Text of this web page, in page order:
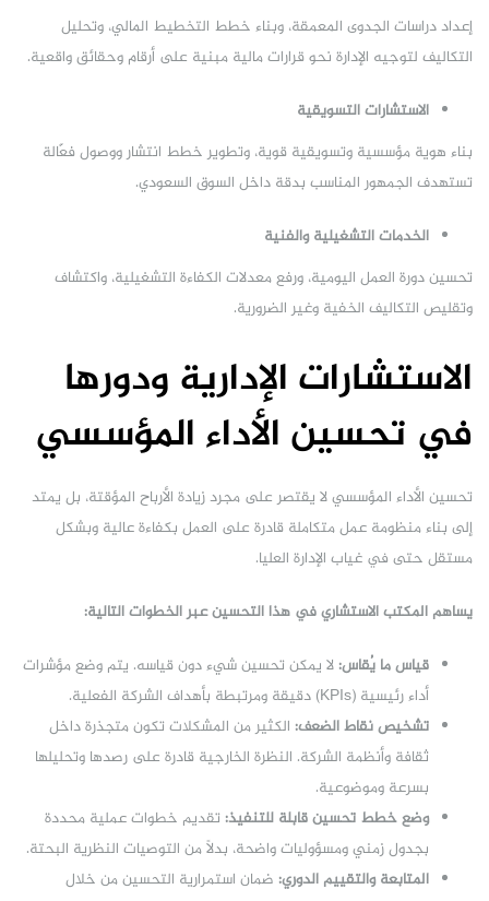
إعداد دراسات الجدوى المعمقة، وبناء خطط التخطيط المالي، وتحليل
التكاليف لتوجيه الإدارة نحو قرارات مالية مبنية على أرقام وحقائق واقعية.
الاستشارات التسويقية
بناء هوية مؤسسية وتسويقية قوية، وتطوير خطط انتشار ووصول فعّالة
تستهدف الجمهور المناسب بدقة داخل السوق السعودي.
الخدمات التشغيلية والفنية
تحسين دورة العمل اليومية، ورفع معدلات الكفاءة التشغيلية، واكتشاف
وتقليص التكاليف الخفية وغير الضرورية.
الاستشارات الإدارية ودورها
في تحسين الأداء المؤسسي
تحسين الأداء المؤسسي لا يقتصر على مجرد زيادة الأرباح المؤقتة، بل يمتد
إلى بناء منظومة عمل متكاملة قادرة على العمل بكفاءة عالية وبشكل
مستقل حتى في غياب الإدارة العليا.
يساهم المكتب الاستشاري في هذا التحسين عبر الخطوات التالية:
قياس ما يُقاس:لا يمكن تحسين شيء دون قياسه. يتم وضع مؤشرات
أداء رئيسية (KPIs) دقيقة ومرتبطة بأهداف الشركة الفعلية.
تشخيص نقاط الضعف: الكثير من المشكلات تكون متجذرة داخل
ثقافة وأنظمة الشركة. النظرة الخارجية قادرة على رصدها وتحليلها
بسرعة وموضوعية.
وضع خطط تحسين قابلة للتنفيذ: تقديم خطوات عملية محددة
بجدول زمني ومسؤوليات واضحة، بدلاً من التوصيات النظرية البحتة.
المتابعة والتقييم الدوري: ضمان استمرارية التحسين من خلال